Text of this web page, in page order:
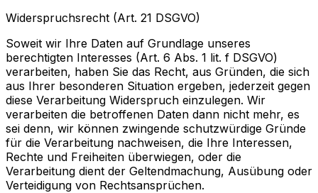
Widerspruchsrecht (Art. 21 DSGVO)
Soweit wir Ihre Daten auf Grundlage unseres
berechtigten Interesses (Art. 6 Abs. 1 lit. f DSGVO)
verarbeiten, haben Sie das Recht, aus Gründen, die sich
aus Ihrer besonderen Situation ergeben, jederzeit gegen
diese Verarbeitung Widerspruch einzulegen. Wir
verarbeiten die betroffenen Daten dann nicht mehr, es
sei denn, wir können zwingende schutzwürdige Gründe
für die Verarbeitung nachweisen, die Ihre Interessen,
Rechte und Freiheiten überwiegen, oder die
Verarbeitung dient der Geltendmachung, Ausübung oder
Verteidigung von Rechtsansprüchen.